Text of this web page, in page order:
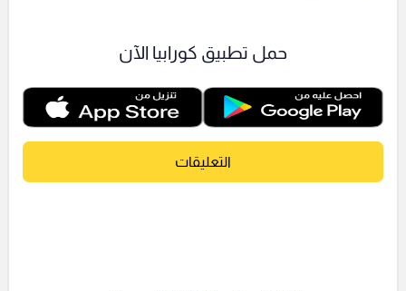
حمل تطبيق كورابيا الآن
التعليقات